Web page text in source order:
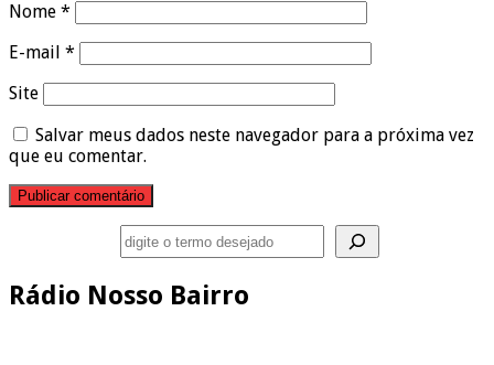
Nome *
E-mail *
Site
Salvar meus dados neste navegador para a próxima vez
que eu comentar.
Rádio Nosso Bairro